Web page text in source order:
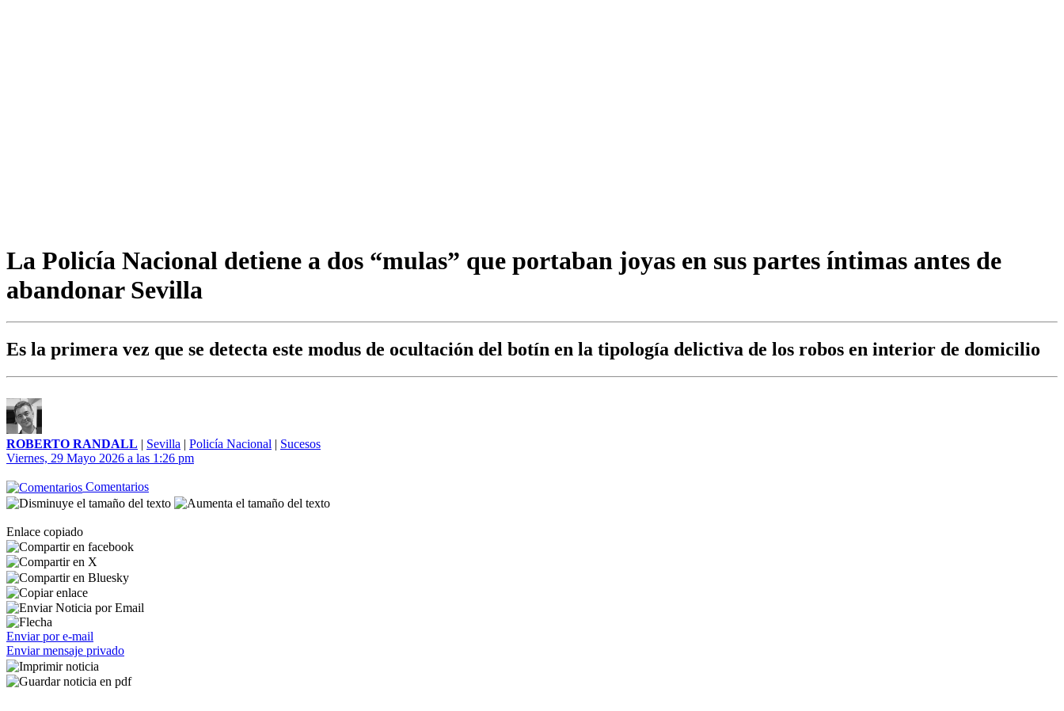
La Policía Nacional detiene a dos “mulas” que portaban joyas en sus partes íntimas antes de
abandonar Sevilla
Es la primera vez que se detecta este modus de ocultación del botín en la tipología delictiva de los robos en interior de domicilio
ROBERTO RANDALL | Sevilla | Policía Nacional | Sucesos
Viernes, 29 Mayo 2026 a las 1:26 pm
Comentarios
Enlace copiado
Enviar por e-mail
Enviar mensaje privado